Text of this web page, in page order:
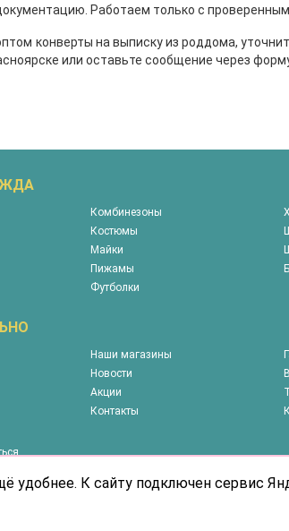
Работаем только с
конверты на выписку из роддома,
или оставьте сообщение через
Комбинезоны
Костюмы
Майки
Пижамы
Футболки
Наши магазины
Новости
Акции
Контакты
удобнее. К сайту подключен сервис